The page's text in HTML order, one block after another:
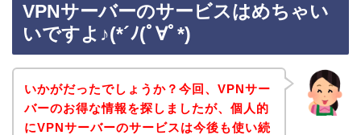
VPNサーバーのサービスはめちゃい
いですよ♪(*´ﾉ(ﾟ∀ﾟ*)
いかがだったでしょうか？今回、VPNサー
バーのお得な情報を探しましたが、個人的
にVPNサーバーのサービスは今後も使い続